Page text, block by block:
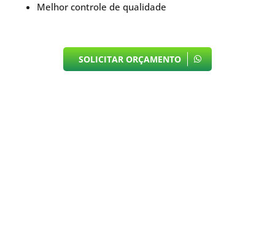
Melhor controle de qualidade
SOLICITAR ORÇAMENTO